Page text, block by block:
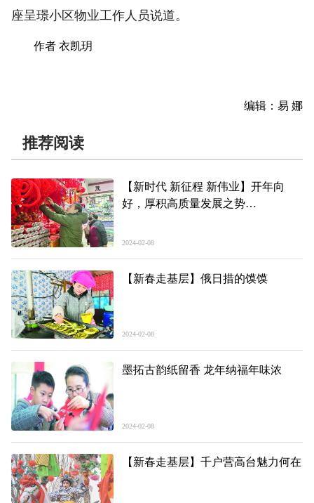
座呈璟小区物业工作人员说道。
作者 衣凯玥
编辑：易 娜
推荐阅读
【新时代 新征程 新伟业】开年向
好，厚积高质量发展之势
2024-02-08
【新春走基层】俄日措的馍馍
2024-02-08
墨拓古韵纸留香 龙年纳福年味浓
2024-02-08
【新春走基层】千户营高台魅力何在